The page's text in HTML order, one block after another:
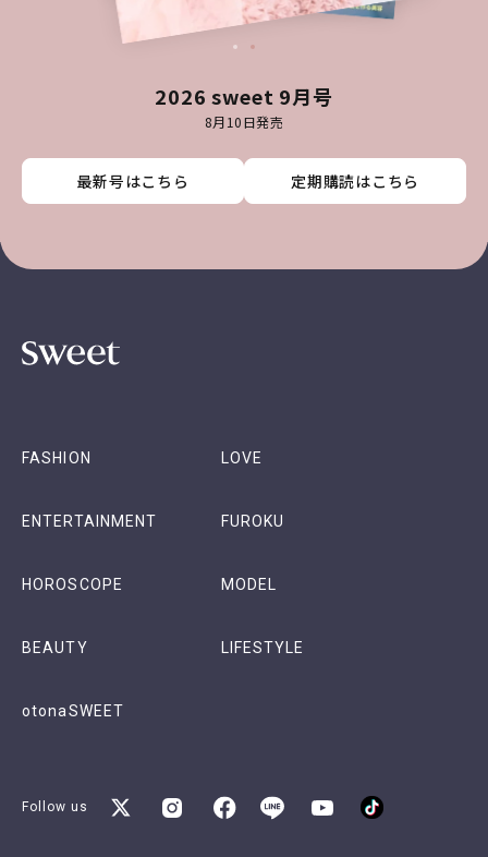
2026 sweet 9月号
8月10日発売
最新号はこちら 定期購読はこちら
最新号はこちら 定期購読はこちら
最新号はこちら 定期購読はこちら
最新号はこちら 定期購読はこちら
FASHION LOVE
ENTERTAINMENT FUROKU
HOROSCOPE MODEL
BEAUTY LIFESTYLE
otonaSWEET
Follow us